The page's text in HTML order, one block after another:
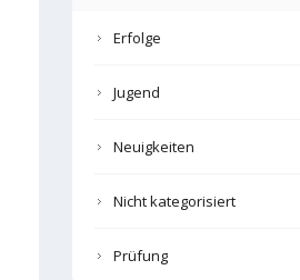
Erfolge
Jugend
Neuigkeiten
Nicht kategorisiert
Prüfung